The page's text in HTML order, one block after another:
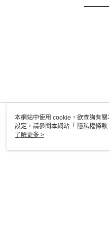
本網站中使用 cookie，欲查詢有
設定，請參閱本網站「 隱私權條款
使用 cookie。
了解更多 >